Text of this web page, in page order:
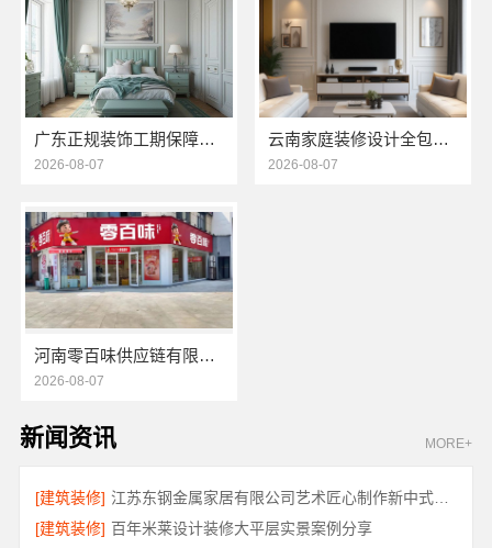
广东正规装饰工期保障——广东鼎饰空间装饰工程有限公司
2026-08-07
云南家庭装修设计全包价格-云南至高新型建材有限公司
2026-08-07
河南零百味供应链有限公司轻投入硬折扣零食铺低风险经营
2026-08-07
新闻资讯 MORE+
[建筑装修]
江苏东钢金属家居有限公司艺术匠心制作新中式费用详解
[建筑装修] 百年米莱设计装修大平层实景案例分享